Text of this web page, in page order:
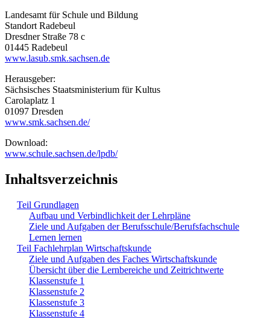
Landesamt für Schule und Bildung
Standort Radebeul
Dresdner Straße 78 c
01445 Radebeul
www.lasub.smk.sachsen.de
Herausgeber:
Sächsisches Staatsministerium für Kultus
Carolaplatz 1
01097 Dresden
www.smk.sachsen.de/
Download:
www.schule.sachsen.de/lpdb/
Inhaltsverzeichnis
Teil Grundlagen
Aufbau und Verbindlichkeit der Lehrpläne
Ziele und Aufgaben der Berufsschule/Berufsfachschule
Lernen lernen
Teil Fachlehrplan Wirtschaftskunde
Ziele und Aufgaben des Faches Wirtschaftskunde
Übersicht über die Lernbereiche und Zeitrichtwerte
Klassenstufe 1
Klassenstufe 2
Klassenstufe 3
Klassenstufe 4